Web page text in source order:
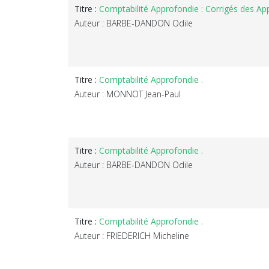
Titre : Comptabilité Approfondie : Corrigés des
Auteur : BARBE-DANDON Odile
Titre : Comptabilité Approfondie .
Auteur : MONNOT Jean-Paul
Titre : Comptabilité Approfondie .
Auteur : BARBE-DANDON Odile
Titre : Comptabilité Approfondie .
Auteur : FRIEDERICH Micheline